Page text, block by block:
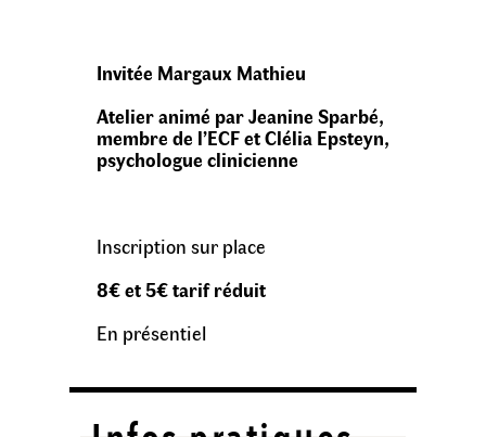
Invitée Margaux Mathieu
Atelier animé par Jeanine Sparbé,
membre de l’ECF et Clélia Epsteyn,
psychologue clinicienne
Inscription sur place
8€ et 5€ tarif réduit
En présentiel